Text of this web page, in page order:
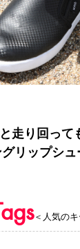
走り回って
リップシュ
＜人気の